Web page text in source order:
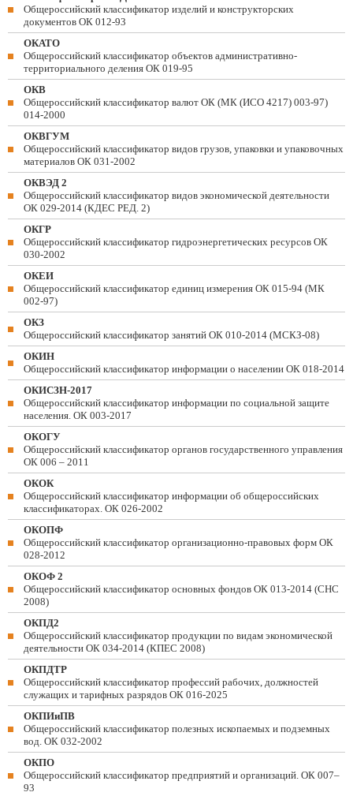
Общероссийский классификатор изделий и конструкторских
документов ОК 012-93
ОКАТО
Общероссийский классификатор объектов административно-
территориального деления ОК 019-95
ОКВ
Общероссийский классификатор валют ОК (МК (ИСО 4217) 003-97)
014-2000
ОКВГУМ
Общероссийский классификатор видов грузов, упаковки и упаковочных
материалов ОК 031-2002
ОКВЭД 2
Общероссийский классификатор видов экономической деятельности
ОК 029-2014 (КДЕС РЕД. 2)
ОКГР
Общероссийский классификатор гидроэнергетических ресурсов ОК
030-2002
ОКЕИ
Общероссийский классификатор единиц измерения ОК 015-94 (МК
002-97)
ОКЗ
Общероссийский классификатор занятий ОК 010-2014 (МСКЗ-08)
ОКИН
Общероссийский классификатор информации о населении ОК 018-2014
ОКИСЗН-2017
Общероссийский классификатор информации по социальной защите
населения. ОК 003-2017
ОКОГУ
Общероссийский классификатор органов государственного управления
ОК 006 – 2011
ОКОК
Общероссийский классификатор информации об общероссийских
классификаторах. ОК 026-2002
ОКОПФ
Общероссийский классификатор организационно-правовых форм ОК
028-2012
ОКОФ 2
Общероссийский классификатор основных фондов ОК 013-2014 (СНС
2008)
ОКПД2
Общероссийский классификатор продукции по видам экономической
деятельности ОК 034-2014 (КПЕС 2008)
ОКПДТР
Общероссийский классификатор профессий рабочих, должностей
служащих и тарифных разрядов ОК 016-2025
ОКПИиПВ
Общероссийский классификатор полезных ископаемых и подземных
вод. ОК 032-2002
ОКПО
Общероссийский классификатор предприятий и организаций. ОК 007–
93